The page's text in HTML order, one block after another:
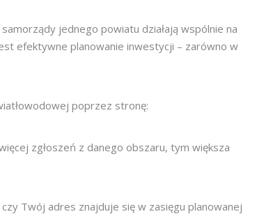
jednego powiatu działają wspólnie na
efektywne planowanie inwestycji – zarówno w
poprzez stronę:
zgłoszeń z danego obszaru, tym większa
Twój adres znajduje się w zasięgu planowanej